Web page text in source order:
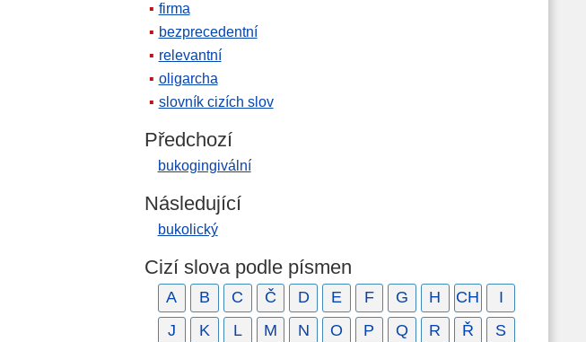
firma
bezprecedentní
relevantní
oligarcha
slovník cizích slov
Předchozí
bukogingivální
Následující
bukolický
Cizí slova podle písmen
A B C Č D E F G H CH
I
J
K L M N O P Q R Ř
S